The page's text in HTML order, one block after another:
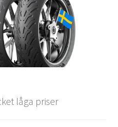
låga priser